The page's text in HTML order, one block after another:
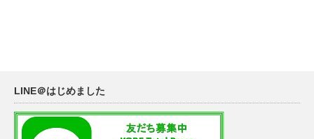
LINE＠はじめました